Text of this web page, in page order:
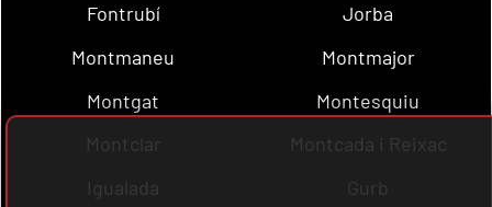
Fontrubí
Jorba
Montmaneu
Montmajor
Montgat
Montesquiu
Montclar
Montcada i Reixac
Igualada
Gurb